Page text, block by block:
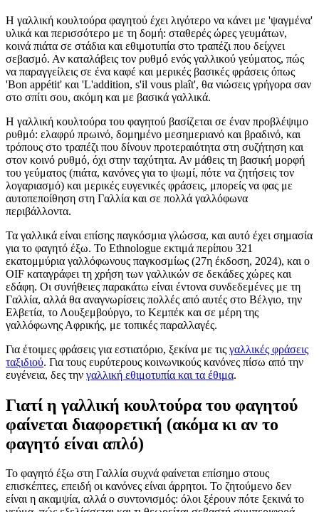
Η γαλλική κουλτούρα φαγητού έχει λιγότερο να κάνει με 'ψαγμένα'
υλικά και περισσότερο με τη δομή: σταθερές ώρες γευμάτων,
κοινά πιάτα σε στάδια και εθιμοτυπία στο τραπέζι που δείχνει
σεβασμό. Αν καταλάβεις τον ρυθμό ενός γαλλικού γεύματος, πώς
να παραγγείλεις σε ένα καφέ και μερικές βασικές φράσεις όπως
'Bon appétit' και 'L'addition, s'il vous plaît', θα νιώσεις γρήγορα σαν
στο σπίτι σου, ακόμη και με βασικά γαλλικά.
Η γαλλική κουλτούρα του φαγητού βασίζεται σε έναν προβλέψιμο
ρυθμό: ελαφρύ πρωινό, δομημένο μεσημεριανό και βραδινό, και
τρόπους στο τραπέζι που δίνουν προτεραιότητα στη συζήτηση και
στον κοινό ρυθμό, όχι στην ταχύτητα. Αν μάθεις τη βασική μορφή
του γεύματος (πιάτα, κανόνες για το ψωμί, πότε να ζητήσεις τον
λογαριασμό) και μερικές ευγενικές φράσεις, μπορείς να φας με
αυτοπεποίθηση στη Γαλλία και σε πολλά γαλλόφωνα
περιβάλλοντα.
Τα γαλλικά είναι επίσης παγκόσμια γλώσσα, και αυτό έχει σημασία
για το φαγητό έξω. Το Ethnologue εκτιμά περίπου 321
εκατομμύρια γαλλόφωνους παγκοσμίως (27η έκδοση, 2024), και ο
OIF καταγράφει τη χρήση των γαλλικών σε δεκάδες χώρες και
εδάφη. Οι συνήθειες παρακάτω είναι έντονα συνδεδεμένες με τη
Γαλλία, αλλά θα αναγνωρίσεις πολλές από αυτές στο Βέλγιο, την
Ελβετία, το Λουξεμβούργο, το Κεμπέκ και σε μέρη της
γαλλόφωνης Αφρικής, με τοπικές παραλλαγές.
Για έτοιμες φράσεις για εστιατόριο, ξεκίνα με τις γαλλικές φράσεις
ταξιδιού. Για τους ευρύτερους κοινωνικούς κανόνες πίσω από την
ευγένεια, δες την γαλλική εθιμοτυπία και τα έθιμα.
Γιατί η γαλλική κουλτούρα του φαγητού
φαίνεται διαφορετική (ακόμα κι αν το
φαγητό είναι απλό)
Το φαγητό έξω στη Γαλλία συχνά φαίνεται επίσημο στους
επισκέπτες, επειδή οι κανόνες είναι άρρητοι. Το ζητούμενο δεν
είναι η ακαμψία, αλλά ο συντονισμός: όλοι ξέρουν πότε ξεκινά το